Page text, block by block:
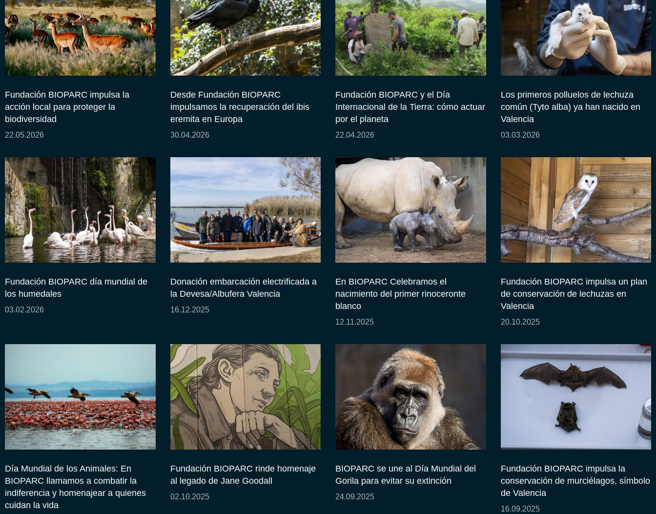
Fundación BIOPARC impulsa la
acción local para proteger la
biodiversidad
22.05.2026
Desde Fundación BIOPARC
impulsamos la recuperación del ibis
eremita en Europa
30.04.2026
Fundación BIOPARC y el Día
Internacional de la Tierra: cómo actuar
por el planeta
22.04.2026
Los primeros polluelos de lechuza
común (Tyto alba) ya han nacido en
Valencia
03.03.2026
Fundación BIOPARC día mundial de
los humedales
03.02.2026
Donación embarcación electrificada a
la Devesa/Albufera Valencia
16.12.2025
En BIOPARC Celebramos el
nacimiento del primer rinoceronte
blanco
12.11.2025
Fundación BIOPARC impulsa un plan
de conservación de lechuzas en
Valencia
20.10.2025
Día Mundial de los Animales: En
BIOPARC llamamos a combatir la
indiferencia y homenajear a quienes
cuidan la vida
Fundación BIOPARC rinde homenaje
al legado de Jane Goodall
02.10.2025
BIOPARC se une al Día Mundial del
Gorila para evitar su extinción
24.09.2025
Fundación BIOPARC impulsa la
conservación de murciélagos, símbolo
de Valencia
16.09.2025